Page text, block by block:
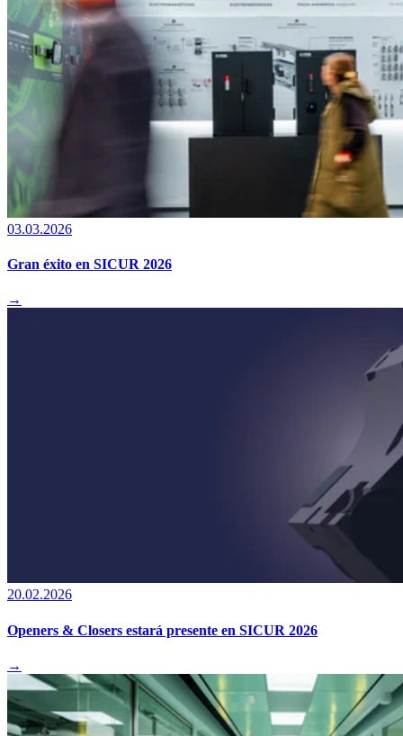
03.03.2026
Gran éxito en SICUR 2026
→
20.02.2026
Openers & Closers estará presente en SICUR 2026
→